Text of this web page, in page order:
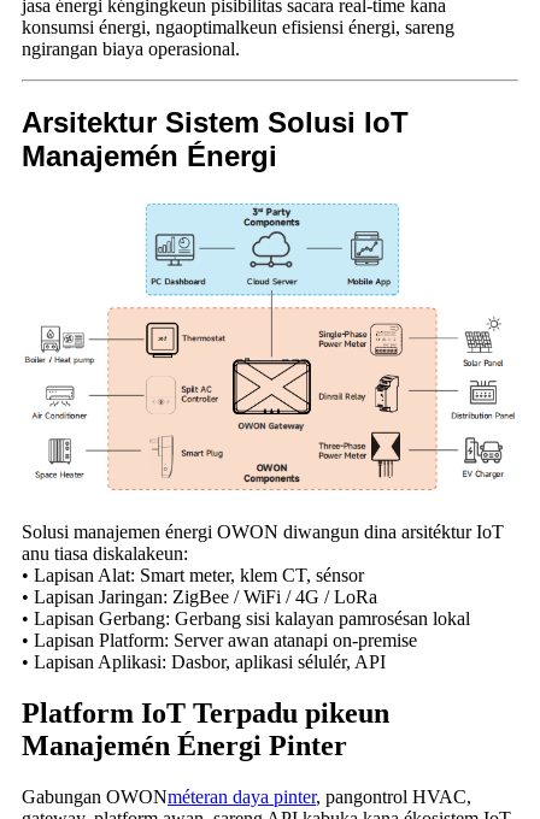
jasa énergi kéngingkeun pisibilitas sacara real-time kana
konsumsi énergi, ngaoptimalkeun efisiensi énergi, sareng
ngirangan biaya operasional.
Arsitektur Sistem Solusi IoT
Manajemén Énergi
Solusi manajemen énergi OWON diwangun dina arsitéktur IoT
anu tiasa diskalakeun:
• Lapisan Alat: Smart meter, klem CT, sénsor
• Lapisan Jaringan: ZigBee / WiFi / 4G / LoRa
• Lapisan Gerbang: Gerbang sisi kalayan pamrosésan lokal
• Lapisan Platform: Server awan atanapi on-premise
• Lapisan Aplikasi: Dasbor, aplikasi sélulér, API
Platform IoT Terpadu pikeun
Manajemén Énergi Pinter
Gabungan OWONméteran daya pinter, pangontrol HVAC,